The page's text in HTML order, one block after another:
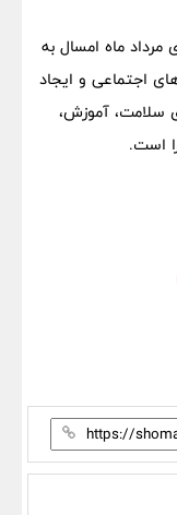
ماه امسال به
اجتماعی و ایجاد
سلامت، آموزش،
است.